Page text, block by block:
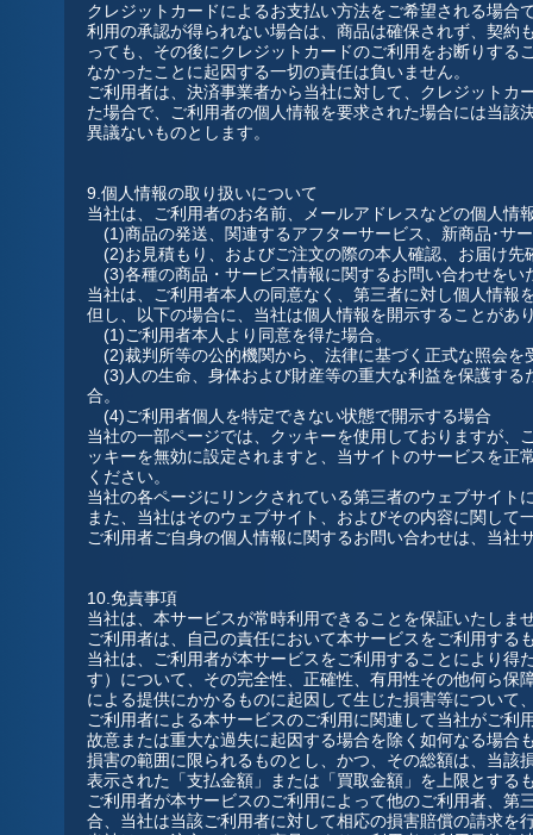
クレジットカードによるお支払い方法をご希望される場
利用の承認が得られない場合は、商品は確保されず、契
っても、その後にクレジットカードのご利用をお断りす
なかったことに起因する一切の責任は負いません。
ご利用者は、決済事業者から当社に対して、クレジット
た場合で、ご利用者の個人情報を要求された場合には当
異議ないものとします。
9.個人情報の取り扱いについて
当社は、ご利用者のお名前、メールアドレスなどの個人情
(1)商品の発送、関連するアフターサービス、新商品･サ
(2)お見積もり、およびご注文の際の本人確認、お届け先
(3)各種の商品・サービス情報に関するお問い合わせを
当社は、ご利用者本人の同意なく、第三者に対し個人情報
但し、以下の場合に、当社は個人情報を開示することがあ
(1)ご利用者本人より同意を得た場合。
(2)裁判所等の公的機関から、法律に基づく正式な照会を
(3)人の生命、身体および財産等の重大な利益を保護す
合。
(4)ご利用者個人を特定できない状態で開示する場合
当社の一部ページでは、クッキーを使用しておりますが
ッキーを無効に設定されますと、当サイトのサービスを
ください。
当社の各ページにリンクされている第三者のウェブサイ
また、当社はそのウェブサイト、およびその内容に関して
ご利用者ご自身の個人情報に関するお問い合わせは、当社
10.免責事項
当社は、本サービスが常時利用できることを保証いたしま
ご利用者は、自己の責任において本サービスをご利用する
当社は、ご利用者が本サービスをご利用することにより
す）について、その完全性、正確性、有用性その他何ら
による提供にかかるものに起因して生じた損害等について
ご利用者による本サービスのご利用に関連して当社がご
故意または重大な過失に起因する場合を除く如何なる場
損害の範囲に限られるものとし、かつ、その総額は、当
表示された「支払金額」または「買取金額」を上限とする
ご利用者が本サービスのご利用によって他のご利用者、
合、当社は当該ご利用者に対して相応の損害賠償の請求を